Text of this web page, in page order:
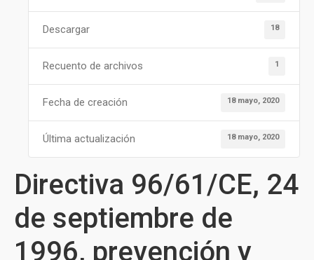
Descargar 18
Recuento de archivos 1
Fecha de creación 18 mayo, 2020
Última actualización 18 mayo, 2020
Directiva 96/61/CE, 24
de septiembre de
1996, prevención y